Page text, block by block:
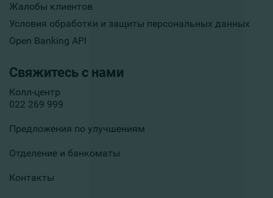
Жалобы клиентов
Условия обработки и защиты персональных данных
Open Banking API
Свяжитесь с нами
Колл-центр
022 269 999
Предложения по улучшениям
Отделение и банкоматы
Контакты